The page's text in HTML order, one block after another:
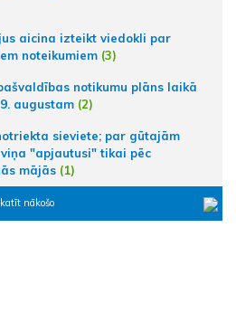
aicina izteikt viedokli par
noteikumiem (3)
notikumu plāns laikā
augustam (2)
sieviete; par gūtajām
"apjautusi" tikai pēc
mājās (1)
nākošo